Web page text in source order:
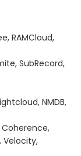
RAMCloud,
SubRecord,
NMDB,
Velocity,